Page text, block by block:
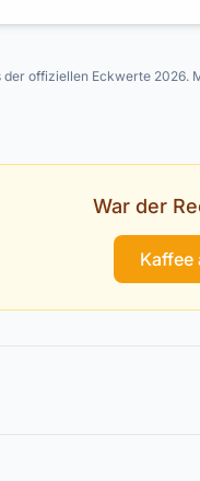
offiziellen Eckwerte 2026.
War der
Kaffee